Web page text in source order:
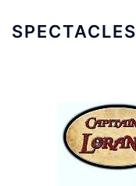
SPECTACLES